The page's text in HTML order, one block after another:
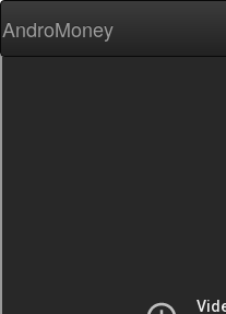
AndroMoney